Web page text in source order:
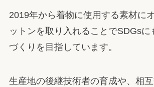
2019年から着物に使用する素材に
ットンを取り入れることでSDGsに
づくりを目指しています。
生産地の後継技術者の育成や、相